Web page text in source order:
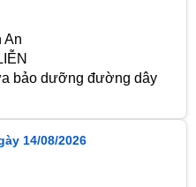
An
bảo dưỡng đường dây
14/08/2026